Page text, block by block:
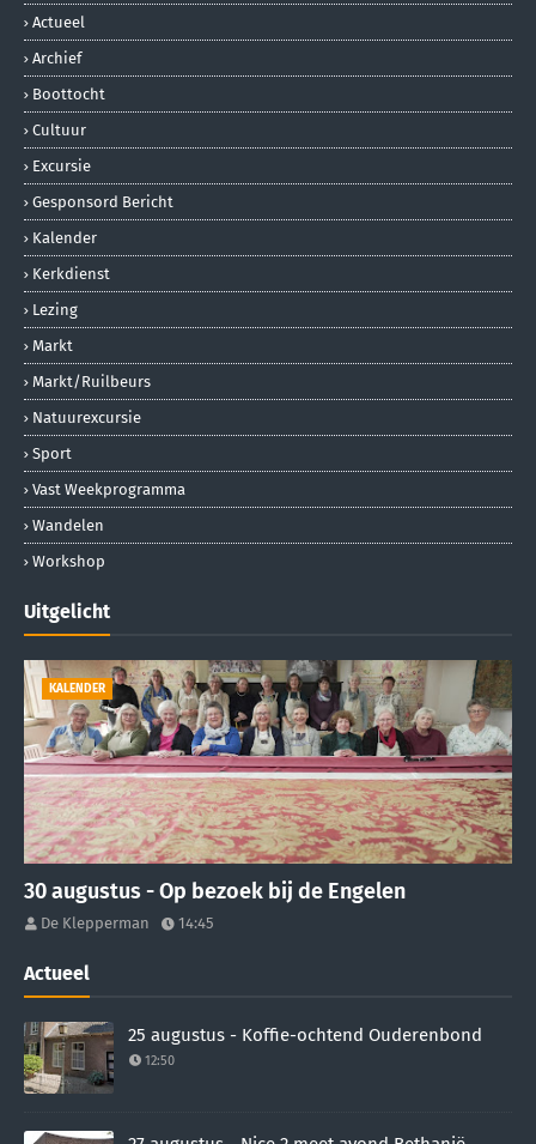
Actueel
Archief
Boottocht
Cultuur
Excursie
Gesponsord Bericht
Kalender
Kerkdienst
Lezing
Markt
Markt/ruilbeurs
Natuurexcursie
Sport
Vast Weekprogramma
Wandelen
Workshop
Uitgelicht
KALENDER
30 augustus - Op bezoek bij de Engelen
De Klepperman 14:45
Actueel
25 augustus - Koffie-ochtend Ouderenbond
12:50